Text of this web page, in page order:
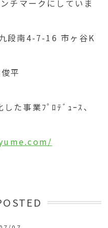
チマークにしていま
段南4-7-16 市ヶ谷K
平
た事業ﾌﾟﾛﾃﾞｭｰｽ、